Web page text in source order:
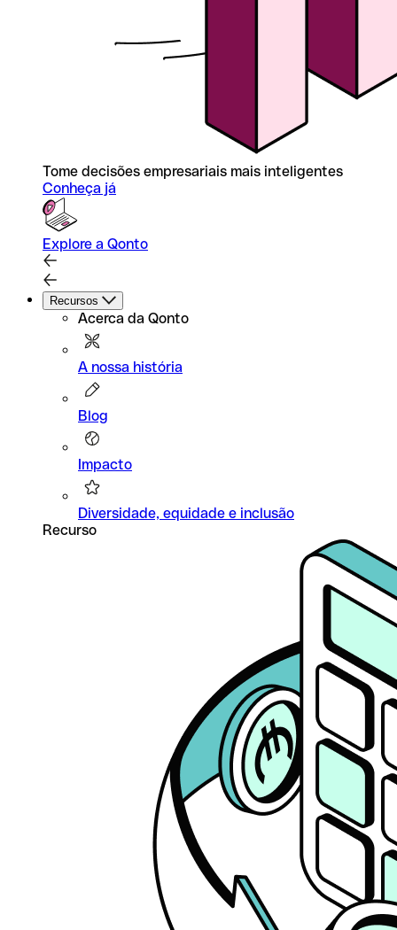
Tome decisões empresariais mais inteligentes
Conheça já
Explore a Qonto
Recursos
Acerca da Qonto
A nossa história
Blog
Impacto
Diversidade, equidade e inclusão
Recurso